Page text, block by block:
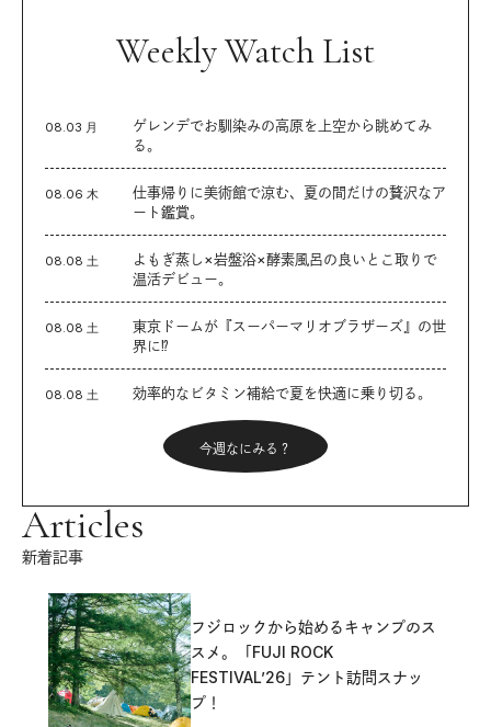
Weekly Watch List
08.03 月
ゲレンデでお馴染みの高原を上空から眺めてみ
る。
08.06 木
仕事帰りに美術館で涼む、夏の間だけの贅沢なア
ート鑑賞。
08.08 土
よもぎ蒸し×岩盤浴×酵素風呂の良いとこ取りで
温活デビュー。
08.08 土
東京ドームが『スーパーマリオブラザーズ』の世
界に⁉︎
08.08 土 効率的なビタミン補給で夏を快適に乗り切る。
今週なにみる？
Articles
新着記事
フジロックから始めるキャンプのス
スメ。「FUJI ROCK
FESTIVAL’26」テント訪問スナッ
プ！